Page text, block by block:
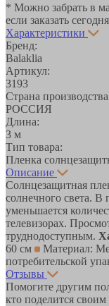
* Можно забрать в
если заказать сегодня
Характеристики
Бренд:
Balaklia
Артикул:
3193
Страна
РОССИЯ
Длина:
3 м
Тип товара:
Пленка
Описание
Солнцезащитная
солнечного света. В
уменьшается
телевизорах.
труднодоступным.
60 см
Материал:
потребительской
Отзывы
Помогите другим
кто поделится